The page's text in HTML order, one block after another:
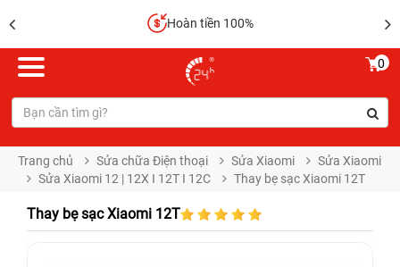
Hoàn tiền 100%
0
Trang chủ Sửa chữa Điện thoại Sửa Xiaomi
Sửa Xiaomi
Sửa Xiaomi 12 | 12X I 12T I 12C
Thay bẹ sạc Xiaomi 12T
Thay bẹ sạc Xiaomi 12T